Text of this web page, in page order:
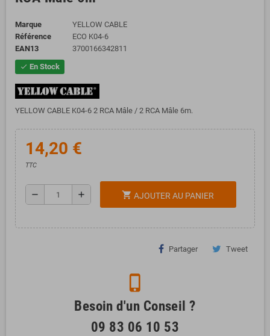
Marque
YELLOW CABLE
Référence
ECO K04-6
EAN13
3700166342811
check En Stock
YELLOW CABLE K04-6 2 RCA Mâle / 2 RCA Mâle 6m.
14,20 €
TTC
remove add shopping_cart AJOUTER AU PANIER
Partager Tweet
phone_iphone
Besoin d'un Conseil ?
09 83 06 10 53